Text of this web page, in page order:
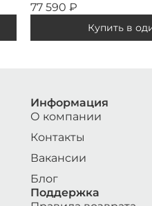
77 590 ₽
Купить в
Информация
О компании
Контакты
Вакансии
Блог
Поддержка